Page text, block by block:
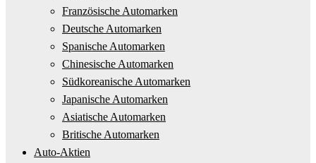
Französische Automarken
Deutsche Automarken
Spanische Automarken
Chinesische Automarken
Südkoreanische Automarken
Japanische Automarken
Asiatische Automarken
Britische Automarken
Auto-Aktien